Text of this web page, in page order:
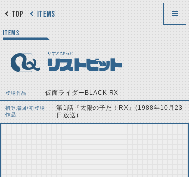
ITEMS
TOP
ITEMS
りすとびっと
リストビット
登場作品 仮面ライダーBLACK RX
初登場回/初登場
作品
第1話『太陽の子だ！RX』(1988年10月23
日放送)